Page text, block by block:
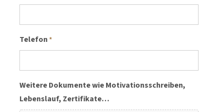
Telefon *
Weitere Dokumente wie Motivationsschreiben,
Lebenslauf, Zertifikate…